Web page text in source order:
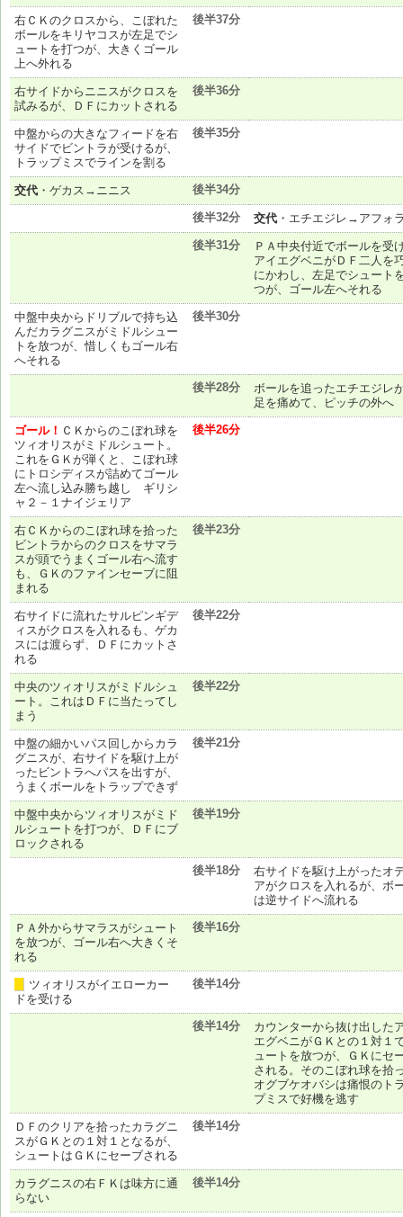
右ＣＫのクロスから、こぼれた
ボールをキリヤコスが左足でシ
ュートを打つが、大きくゴール
上へ外れる
後半37分
右サイドからニニスがクロスを
試みるが、ＤＦにカットされる
後半36分
中盤からの大きなフィードを右
サイドでビントラが受けるが、
トラップミスでラインを割る
後半35分
交代 ・ゲカス→ニニス 後半34分
後半32分 交代 ・エチエジレ→アフォ
後半31分
ＰＡ中央付近でボールを受
アイエグベニがＤＦ二人を
にかわし、左足でシュート
つが、ゴール左へそれる
中盤中央からドリブルで持ち込
んだカラグニスがミドルシュー
トを放つが、惜しくもゴール右
へそれる
後半30分
後半28分
ボールを追ったエチエジレ
足を痛めて、ピッチの外へ
ゴール！ ＣＫからのこぼれ球を
ツィオリスがミドルシュート。
これをＧＫが弾くと、こぼれ球
にトロシディスが詰めてゴール
左へ流し込み勝ち越し ギリシ
ャ２－１ナイジェリア
後半26分
右ＣＫからのこぼれ球を拾った
ビントラからのクロスをサマラ
スが頭でうまくゴール右へ流す
も、ＧＫのファインセーブに阻
まれる
後半23分
右サイドに流れたサルピンギデ
ィスがクロスを入れるも、ゲカ
スには渡らず、ＤＦにカットさ
れる
後半22分
中央のツィオリスがミドルシュ
ート。これはＤＦに当たってし
まう
後半22分
中盤の細かいパス回しからカラ
グニスが、右サイドを駆け上が
ったビントラへパスを出すが、
うまくボールをトラップできず
後半21分
中盤中央からツィオリスがミド
ルシュートを打つが、ＤＦにブ
ロックされる
後半19分
後半18分
右サイドを駆け上がったオ
アがクロスを入れるが、ボ
は逆サイドへ流れる
ＰＡ外からサマラスがシュート
を放つが、ゴール右へ大きくそ
れる
後半16分
ツィオリスがイエローカー
ドを受ける
後半14分
後半14分
カウンターから抜け出した
エグベニがＧＫとの１対１
ュートを放つが、ＧＫにセ
される。そのこぼれ球を拾
オグブケオバシは痛恨のト
プミスで好機を逃す
ＤＦのクリアを拾ったカラグニ
スがＧＫとの１対１となるが、
シュートはＧＫにセーブされる
後半14分
カラグニスの右ＦＫは味方に通
らない
後半14分